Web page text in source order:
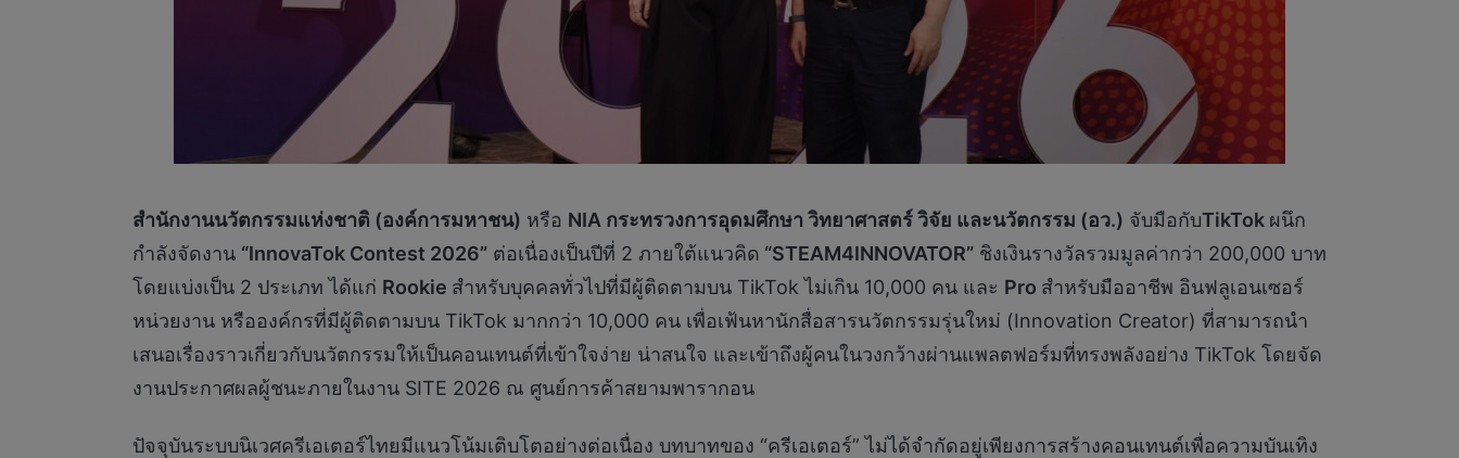
สำนักงานนวัตกรรมแห่งชาติ (องค์การมหาชน) หรือ NIA กระทรวงการอุดมศึกษา วิทยาศาสตร์ วิจัย และนวัตกรรม (อว.) จับมือกับTikTok ผนึก
กำลังจัดงาน “InnovaTok Contest 2026” ต่อเนื่องเป็นปีที่ 2 ภายใต้แนวคิด “STEAM4INNOVATOR” ชิงเงินรางวัลรวมมูลค่ากว่า 200,000 บาท
โดยแบ่งเป็น 2 ประเภท ได้แก่ Rookie สำหรับบุคคลทั่วไปที่มีผู้ติดตามบน TikTok ไม่เกิน 10,000 คน และ Pro สำหรับมืออาชีพ อินฟลูเอนเซอร์
หน่วยงาน หรือองค์กรที่มีผู้ติดตามบน TikTok มากกว่า 10,000 คน เพื่อเฟ้นหานักสื่อสารนวัตกรรมรุ่นใหม่ (Innovation Creator) ที่สามารถนำ
เสนอเรื่องราวเกี่ยวกับนวัตกรรมให้เป็นคอนเทนต์ที่เข้าใจง่าย น่าสนใจ และเข้าถึงผู้คนในวงกว้างผ่านแพลตฟอร์มที่ทรงพลังอย่าง TikTok โดยจัด
งานประกาศผลผู้ชนะภายในงาน SITE 2026 ณ ศูนย์การค้าสยามพารากอน
ปัจจุบันระบบนิเวศครีเอเตอร์ไทยมีแนวโน้มเติบโตอย่างต่อเนื่อง บทบาทของ “ครีเอเตอร์” ไม่ได้จำกัดอยู่เพียงการสร้างคอนเทนต์เพื่อความบันเทิง